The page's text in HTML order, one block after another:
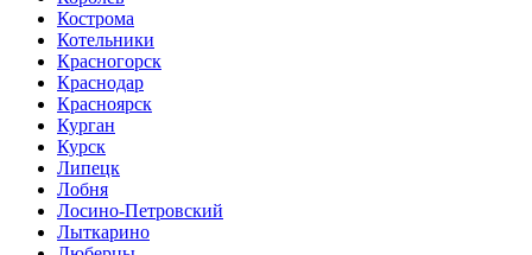
Кострома
Котельники
Красногорск
Краснодар
Красноярск
Курган
Курск
Липецк
Лобня
Лосино-Петровский
Лыткарино